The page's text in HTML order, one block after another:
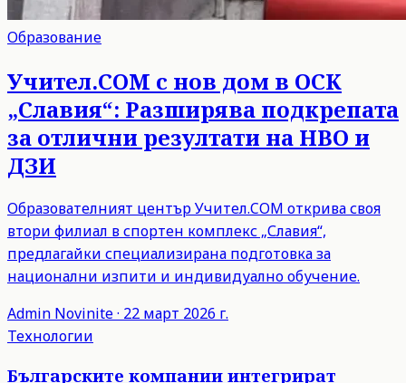
Образование
Учител.COM с нов дом в ОСК
„Славия“: Разширява подкрепата
за отлични резултати на НВО и
ДЗИ
Образователният център Учител.COM открива своя
втори филиал в спортен комплекс „Славия“,
предлагайки специализирана подготовка за
национални изпити и индивидуално обучение.
Admin Novinite· 22 март 2026 г.
Технологии
Българските компании интегрират